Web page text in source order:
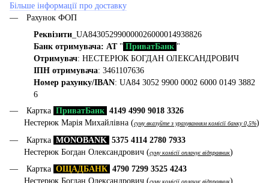
Більше інформації про доставку
Рахунок ФОП
Реквізити _UA843052990000026000014938826
Банк отримувача: АТ" ПриватБанк "
Отримувач: НЕСТЕРЮК БОГДАН ОЛЕКСАНДРОВИЧ
ІПН отримувача: 3461107636
Номер рахунку/IBAN: UA84 3052 9900 0002 6000 0149 3882
6
Картка ПриватБанк 4149 4990 9018 3326
Нестерюк Марія Михайлівна (суму вказуйте з урахуванням комісії банку 0,5%)
Картка MONOBANK 5375 4114 2780 7933
Нестерюк Богдан Олександрович (суму комісії оплачує відправник)
Картка ОЩАДБАНК 4790 7299 3525 4243
Нестерюк Богдан Олександрович (суму комісії оплачує відправник)